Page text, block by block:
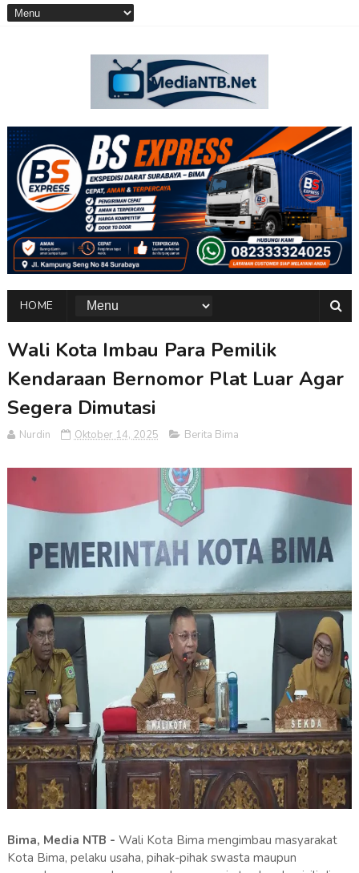
HOME
Wali Kota Imbau Para Pemilik
Kendaraan Bernomor Plat Luar Agar
Segera Dimutasi
Nurdin Oktober 14, 2025 Berita Bima
Bima, Media NTB - Wali Kota Bima mengimbau masyarakat
Kota Bima, pelaku usaha, pihak-pihak swasta maupun